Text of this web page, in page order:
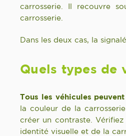
carrosserie. Il recouvre
carrosserie.
Dans les deux cas, la
Quels types de
Tous les véhicules
la couleur de la
créer un contraste.
identité visuelle et de la